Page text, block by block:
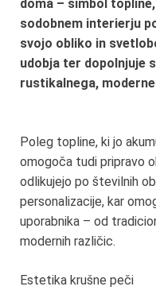
doma – simbol
sodobnem interierju
svojo obliko in
udobja ter dopolnjuje
rustikalnega,
Poleg topline, ki jo
omogoča tudi pripravo
odlikujejo po številnih
personalizacije, kar
uporabnika – od
modernih različic.
Estetika krušne peči